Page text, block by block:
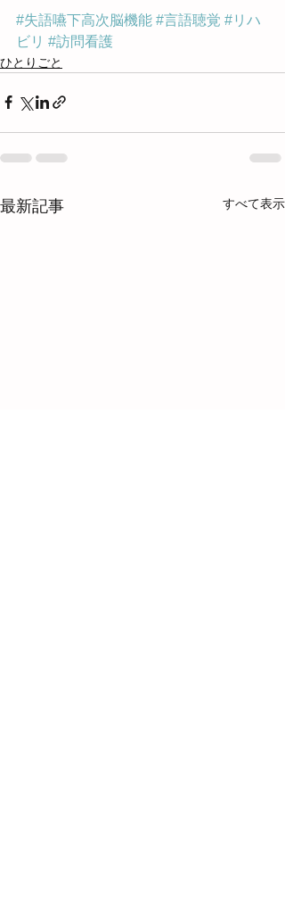
#失語嚥下高次脳機能 #言語聴覚 #リハ
ビリ #訪問看護
ひとりごと
最新記事 すべて表示